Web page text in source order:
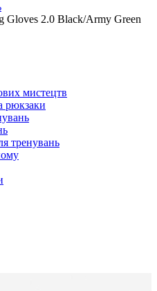
Gloves 2.0 Black/Army Green
мистецтв
рюкзаки
тренувань